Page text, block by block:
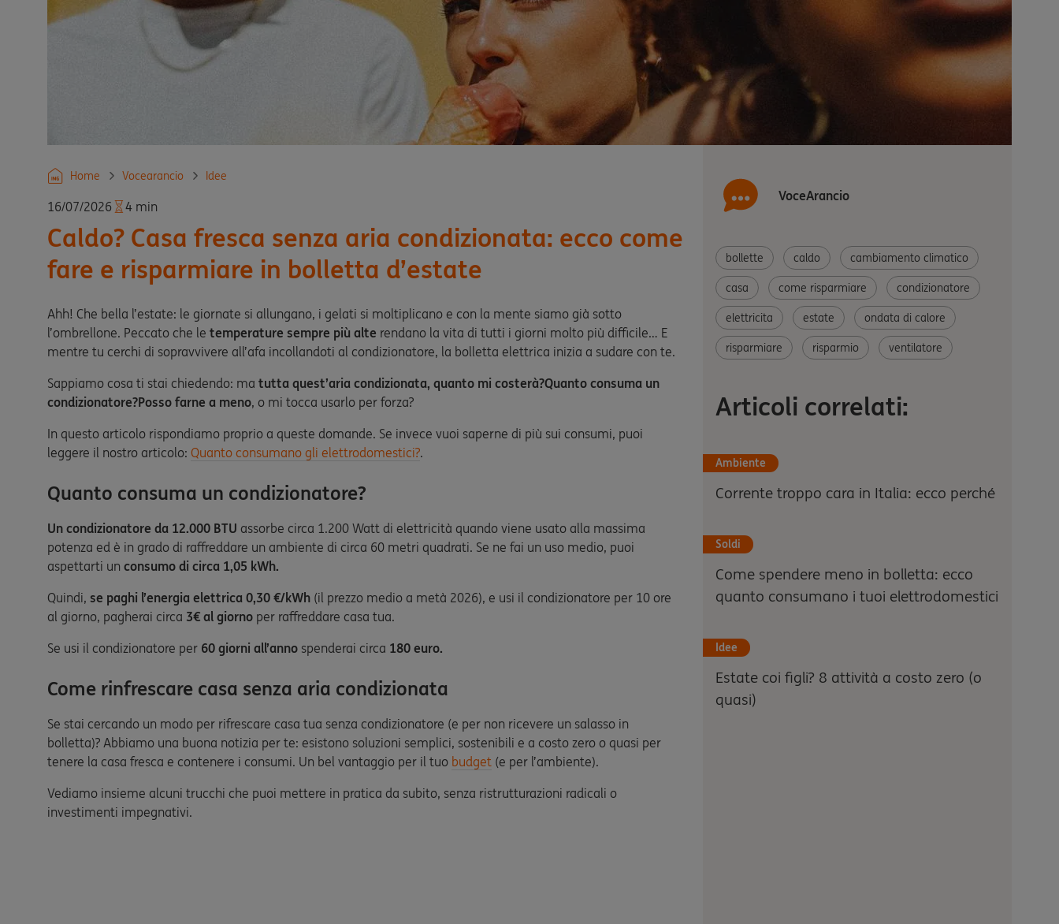
Home Vocearancio Idee
16/07/2026 4 min
Caldo? Casa fresca senza aria condizionata: ecco come
fare e risparmiare in bolletta d’estate
Ahh! Che bella l’estate: le giornate si allungano, i gelati si moltiplicano e con la mente siamo già sotto
l’ombrellone. Peccato che le temperature sempre più alte rendano la vita di tutti i giorni molto più difficile… E
mentre tu cerchi di sopravvivere all’afa incollandoti al condizionatore, la bolletta elettrica inizia a sudare con te.
Sappiamo cosa ti stai chiedendo: ma tutta quest’aria condizionata, quanto mi costerà?Quanto consuma un
condizionatore?Posso farne a meno, o mi tocca usarlo per forza?
In questo articolo rispondiamo proprio a queste domande. Se invece vuoi saperne di più sui consumi, puoi
leggere il nostro articolo: Quanto consumano gli elettrodomestici?.
Quanto consuma un condizionatore?
Un condizionatore da 12.000 BTU assorbe circa 1.200 Watt di elettricità quando viene usato alla massima
potenza ed è in grado di raffreddare un ambiente di circa 60 metri quadrati. Se ne fai un uso medio, puoi
aspettarti un consumo di circa 1,05 kWh.
Quindi, se paghi l’energia elettrica 0,30 €/kWh (il prezzo medio a metà 2026), e usi il condizionatore per 10 ore
al giorno, pagherai circa 3€ al giorno per raffreddare casa tua.
Se usi il condizionatore per 60 giorni all’anno spenderai circa 180 euro.
Come rinfrescare casa senza aria condizionata
Se stai cercando un modo per rifrescare casa tua senza condizionatore (e per non ricevere un salasso in
bolletta)? Abbiamo una buona notizia per te: esistono soluzioni semplici, sostenibili e a costo zero o quasi per
tenere la casa fresca e contenere i consumi. Un bel vantaggio per il tuo budget (e per l’ambiente).
Vediamo insieme alcuni trucchi che puoi mettere in pratica da subito, senza ristrutturazioni radicali o
investimenti impegnativi.
VoceArancio
bollette caldo cambiamento climatico
casa come risparmiare condizionatore
elettricita estate ondata di calore
risparmiare risparmio ventilatore
Articoli correlati:
Ambiente
Corrente troppo cara in Italia: ecco perché
Soldi
Come spendere meno in bolletta: ecco
quanto consumano i tuoi elettrodomestici
Idee
Estate coi figli? 8 attività a costo zero (o
quasi)